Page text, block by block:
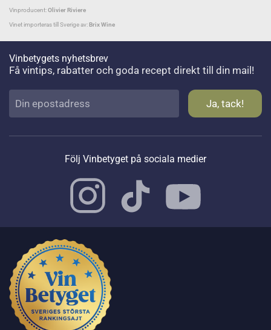
Vinproducent:Olivier Riviere
Vinet importeras till Sverige av:Brix Wine
Vinbetygets nyhetsbrev
Få vintips, rabatter och goda recept direkt till din mail!
Följ Vinbetyget på sociala medier